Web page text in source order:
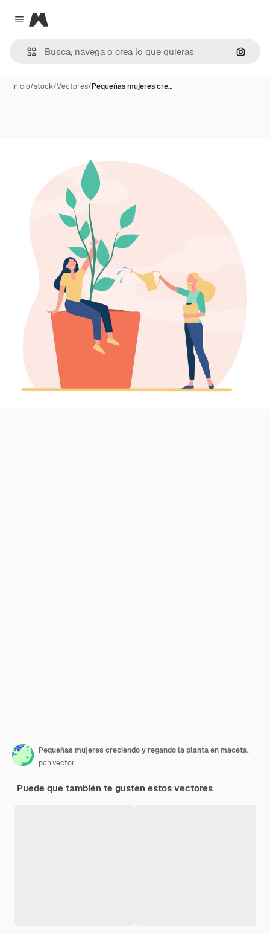
Close menu
Magnific
Inicio/stock/Vectores/Pequeñas mujeres cre…
Pequeñas mujeres creciendo y regando la planta en maceta.
pch.vector
Puede que también te gusten estos vectores